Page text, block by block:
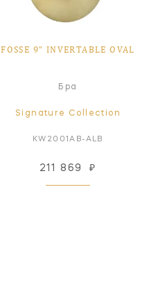
FOSSE 9" INVERTABLE OVAL
Бра
Signature Collection
KW2001AB-ALB
211 869 ₽